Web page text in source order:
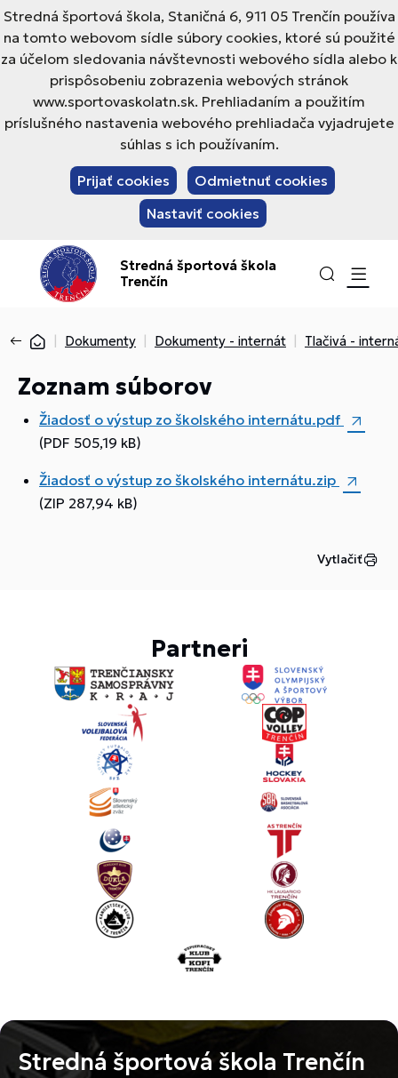
Stredná športová škola, Staničná 6, 911 05 Trenčín používa
na tomto webovom sídle súbory cookies, ktoré sú použité
za účelom sledovania návštevnosti webového sídla alebo k
prispôsobeniu zobrazenia webových stránok
www.sportovaskolatn.sk. Prehliadaním a použitím
príslušného nastavenia webového prehliadača vyjadrujete
súhlas s ich používaním.
Prijať cookies
Odmietnuť cookies
Nastaviť cookies
Stredná športová škola
Trenčín
Dokumenty Dokumenty - internát Tlačivá -
Zoznam súborov
Žiadosť o výstup zo školského internátu.pdf
(PDF 505,19 kB)
Žiadosť o výstup zo školského internátu.zip
(ZIP 287,94 kB)
Vytlačiť
Partneri
Stredná športová škola Trenčín